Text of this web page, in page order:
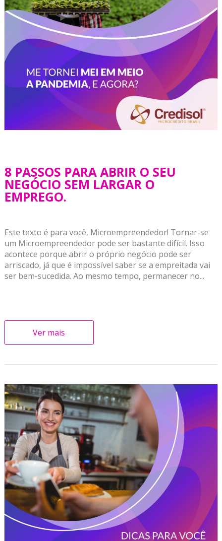
8 PASSOS PARA ABRIR O SEU
NEGÓCIO SEM LARGAR O
EMPREGO.
Este texto é para você, Microempreendedor! Tornar-se
um Microempreendedor pode ser bastante difícil. Isso
acontece porque abrir o próprio negócio pode ser
arriscado, já que é impossível saber se a empreitada vai
ser bem-sucedida. Ao mesmo tempo, permanecer no...
Ver mais